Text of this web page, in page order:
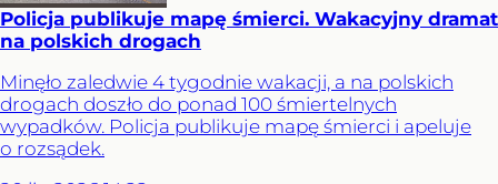
Policja publikuje mapę śmierci. Wakacyjny dramat
na polskich drogach
Minęło zaledwie 4 tygodnie wakacji, a na polskich
drogach doszło do ponad 100 śmiertelnych
wypadków. Policja publikuje mapę śmierci i apeluje
o rozsądek.